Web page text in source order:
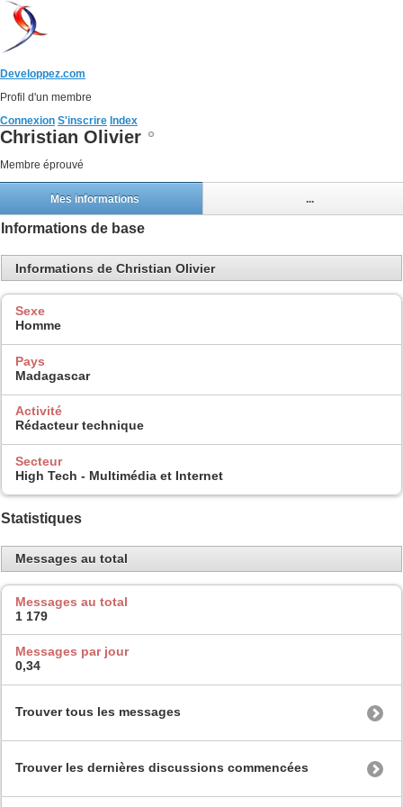
Developpez.com
Profil d'un membre
Connexion S'inscrire Index
Christian Olivier
Membre éprouvé
Mes informations ...
Informations de base
Informations de Christian Olivier
Sexe
Homme
Pays
Madagascar
Activité
Rédacteur technique
Secteur
High Tech - Multimédia et Internet
Statistiques
Messages au total
Messages au total
1 179
Messages par jour
0,34
Trouver tous les messages
Trouver les dernières discussions commencées